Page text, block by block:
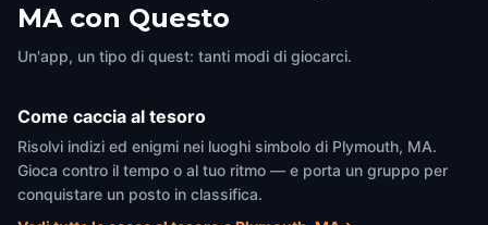
MA con Questo
Un'app, un tipo di quest: tanti modi di giocarci.
Come caccia al tesoro
Risolvi indizi ed enigmi nei luoghi simbolo di Plymouth, MA.
Gioca contro il tempo o al tuo ritmo — e porta un gruppo per
conquistare un posto in classifica.